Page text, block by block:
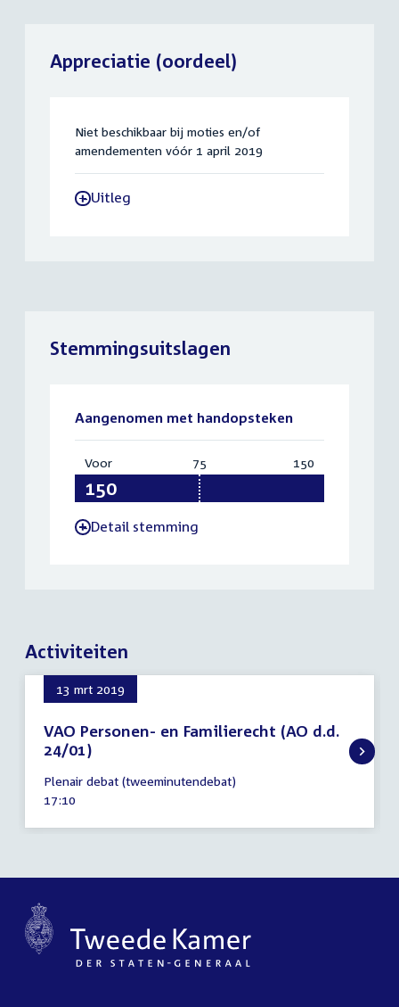
Appreciatie (oordeel)
Niet beschikbaar bij moties en/of
amendementen vóór 1 april 2019
-Uitleg
Stemmingsuitslagen
Aangenomen met handopsteken
Voor:
150
75 150
-Detail stemming
Activiteiten
13 mrt 2019
VAO Personen- en Familierecht (AO d.d.
24/01)
maart
2019
Plenair debat (tweeminutendebat)
Tijd
17:10